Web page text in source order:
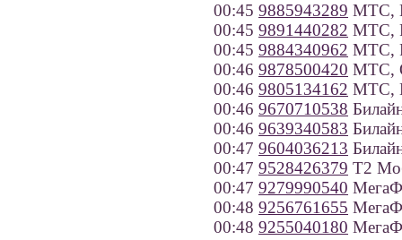
00:45 9885943289 МТС,
00:45 9891440282 МТС,
00:45 9884340962 МТС,
00:46 9878500420 МТС,
00:46 9805134162 МТС,
00:46 9670710538
00:46 9639340583
00:47 9604036213
00:47 9528426379 Т2
00:47 9279990540
00:48 9256761655
00:48 9255040180